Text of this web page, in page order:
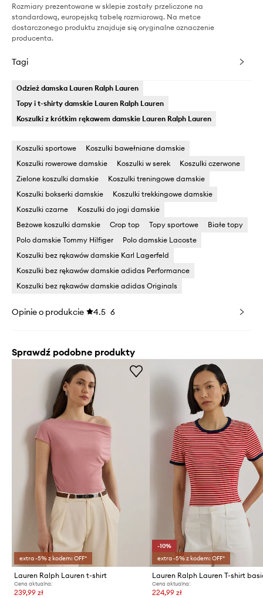
Rozmiary prezentowane w sklepie zostały przeliczone na
standardową, europejską tabelę rozmiarową. Na metce
dostarczonego produktu znajduje się oryginalne oznaczenie
producenta.
Tagi
Odzież damska Lauren Ralph Lauren
Topy i t-shirty damskie Lauren Ralph Lauren
Koszulki z krótkim rękawem damskie Lauren Ralph Lauren
Koszulki sportowe
Koszulki bawełniane damskie
Koszulki rowerowe damskie
Koszulki w serek
Koszulki czerwone
Zielone koszulki damskie
Koszulki treningowe damskie
Koszulki bokserki damskie
Koszulki trekkingowe damskie
Koszulki czarne
Koszulki do jogi damskie
Beżowe koszulki damskie
Crop top Topy sportowe
Białe topy
Polo damskie Tommy Hilfiger
Polo damskie Lacoste
Koszulki bez rękawów damskie Karl Lagerfeld
Koszulki bez rękawów damskie adidas Performance
Koszulki bez rękawów damskie adidas Originals
Opinie o produkcie 4.5 6
Sprawdź podobne produkty
extra -5% z kodem: OFF*
Lauren Ralph Lauren t-shirt
Cena aktualna:
239,99 zł
-10%
extra -5% z kodem: OFF*
Cena aktualna:
224,99 zł